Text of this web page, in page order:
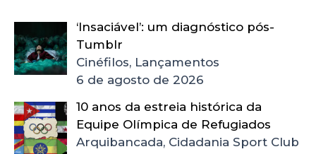
‘Insaciável’: um diagnóstico pós-
Tumblr
Cinéfilos, Lançamentos
6 de agosto de 2026
10 anos da estreia histórica da
Equipe Olímpica de Refugiados
Arquibancada, Cidadania Sport Club